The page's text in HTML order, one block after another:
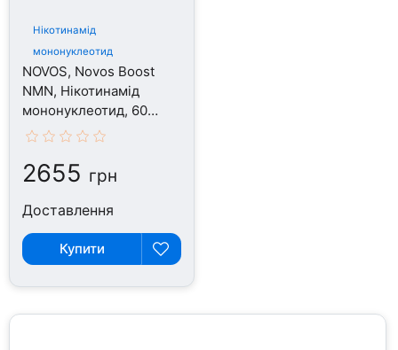
Нікотинамід
мононуклеотид
NOVOS, Novos Boost
NMN, Нікотинамід
мононуклеотид, 60
капсул
2655 грн
Доставлення
Купити